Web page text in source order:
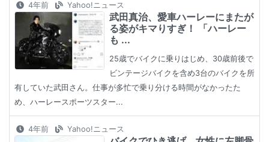
4年前 Yahoo!ニュース
武田真治、愛車ハーレーにまたが
る姿がキマりすぎ！ 「ハーレー
も ...
25歳でバイクに乗りはじめ、30歳前後で
ビンテージバイクを含め3台のバイクを所
有していた武田さん。仕事が多忙で乗り分ける時間がなかったた
め、ハーレースポーツスター...
4年前 Yahoo!ニュース